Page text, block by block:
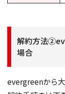
解約方法
場合
evergreenから